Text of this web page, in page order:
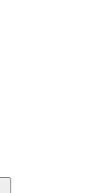
totali: 0